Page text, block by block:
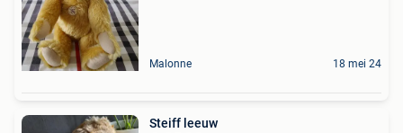
Malonne 18 mei 24
Steiff leeuw